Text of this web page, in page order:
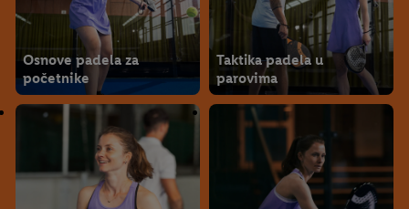
Osnove padela za
početnike
Taktika padela u
parovima